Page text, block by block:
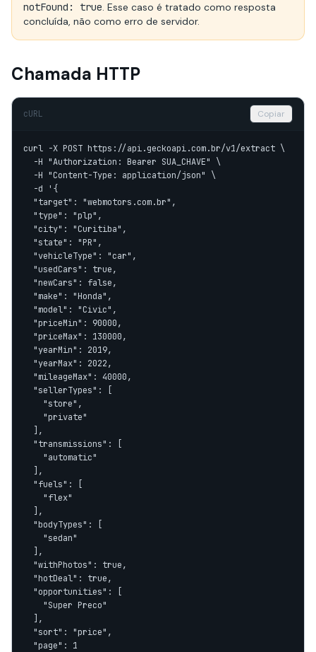
notFound: true. Esse caso é tratado como resposta
concluída, não como erro de servidor.
Chamada HTTP
cURL Copiar
curl -X POST https://api.geckoapi.com.br/v1/extract \
  -H "Authorization: Bearer SUA_CHAVE" \
  -H "Content-Type: application/json" \
  -d '{
  "target": "webmotors.com.br",
  "type": "plp",
  "city": "Curitiba",
  "state": "PR",
  "vehicleType": "car",
  "usedCars": true,
  "newCars": false,
  "make": "Honda",
  "model": "Civic",
  "priceMin": 90000,
  "priceMax": 130000,
  "yearMin": 2019,
  "yearMax": 2022,
  "mileageMax": 40000,
  "sellerTypes": [
    "store",
    "private"
  ],
  "transmissions": [
    "automatic"
  ],
  "fuels": [
    "flex"
  ],
  "bodyTypes": [
    "sedan"
  ],
  "withPhotos": true,
  "hotDeal": true,
  "opportunities": [
    "Super Preco"
  ],
  "sort": "price",
  "page": 1